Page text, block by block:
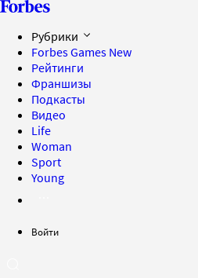
Рубрики
Forbes Games New
Рейтинги
Франшизы
Подкасты
Видео
Life
Woman
Sport
Young
Войти